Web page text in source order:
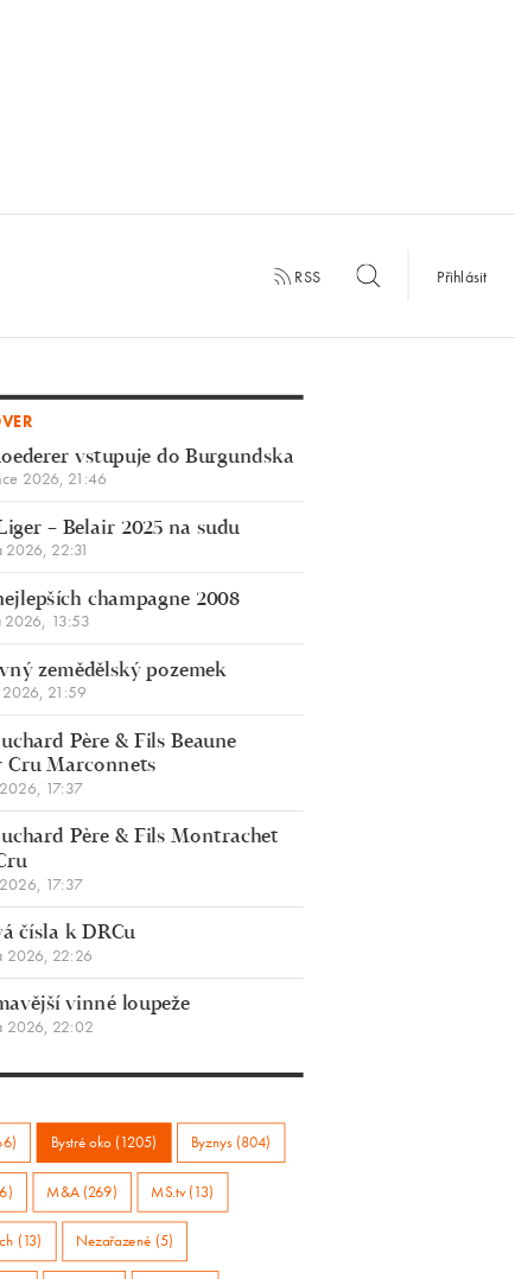
RSS Přihlásit
vstupuje do Burgundska
2026, 21:46
– Belair 2025 na sudu
2026, 22:31
champagne 2008
2026, 13:53
zemědělský pozemek
2026, 21:59
Père & Fils Beaune
Cru Marconnets
17:37
Père & Fils Montrachet
17:37
čísla k DRCu
2026, 22:26
vinné loupeže
2026, 22:02
Bystré oko (1205) Byznys (804)
M&A (269) MS.tv (13)
(13) Nezařazené (5)